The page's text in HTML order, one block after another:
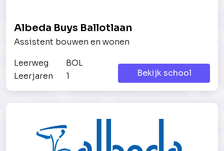
Albeda Buys Ballotlaan
Assistent bouwen en wonen
Leerweg
BOL
Leerjaren
1 Bekijk school